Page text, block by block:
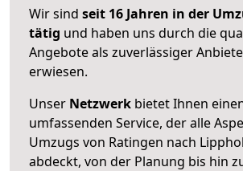
Wir sind seit 16 Jahren in der
tätig und haben uns durch die
Angebote als zuverlässiger
erwiesen.
Unser Netzwerk bietet Ihnen
umfassenden Service, der alle
Umzugs von Ratingen nach
abdeckt, von der Planung bis hin